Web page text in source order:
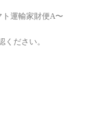
ト運輸家財便A〜
ください。